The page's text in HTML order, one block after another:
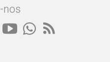
nos